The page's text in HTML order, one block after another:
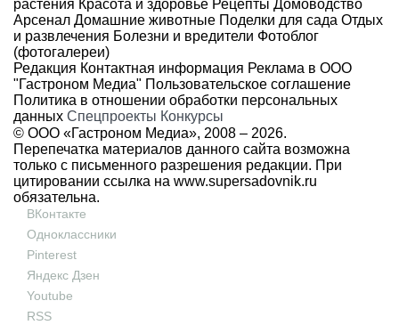
растения Красота и здоровье Рецепты Домоводство
Арсенал Домашние животные Поделки для сада Отдых
и развлечения Болезни и вредители Фотоблог
(фотогалереи)
Редакция Контактная информация Реклама в ООО
"Гастроном Медиа" Пользовательское соглашение
Политика в отношении обработки персональных
данных Спецпроекты Конкурсы
© ООО «Гастроном Медиа», 2008 – 2026.
Перепечатка материалов данного сайта возможна
только с письменного разрешения редакции. При
цитировании ссылка на www.supersadovnik.ru
обязательна.
ВКонтакте
Одноклассники
Pinterest
Яндекс Дзен
Youtube
RSS